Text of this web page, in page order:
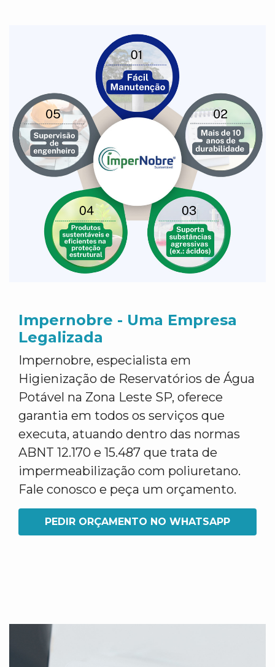
Impernobre - Uma Empresa
Legalizada
Impernobre, especialista em
Higienização de Reservatórios de Água
Potável na Zona Leste SP, oferece
garantia em todos os serviços que
executa, atuando dentro das normas
ABNT 12.170 e 15.487 que trata de
impermeabilização com poliuretano.
Fale conosco e peça um orçamento.
PEDIR ORÇAMENTO NO WHATSAPP